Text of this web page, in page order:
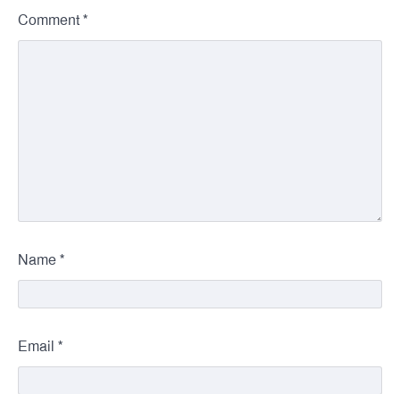
Comment *
Name *
Email *